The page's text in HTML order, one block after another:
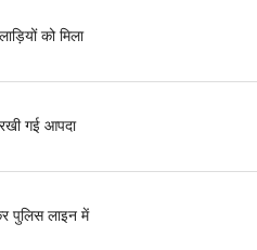
को मिला
गई आपदा
पुलिस लाइन में